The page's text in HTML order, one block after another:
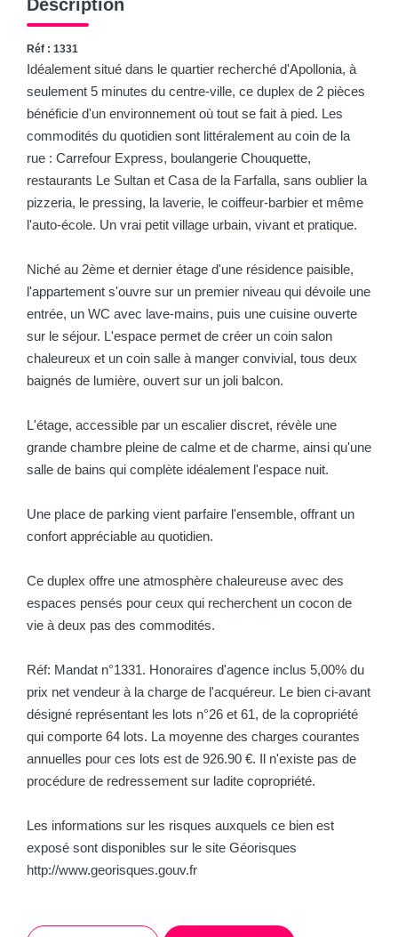
Description
Réf : 1331
Idéalement situé dans le quartier recherché d'Apollonia, à
seulement 5 minutes du centre-ville, ce duplex de 2 pièces
bénéficie d'un environnement où tout se fait à pied. Les
commodités du quotidien sont littéralement au coin de la
rue : Carrefour Express, boulangerie Chouquette,
restaurants Le Sultan et Casa de la Farfalla, sans oublier la
pizzeria, le pressing, la laverie, le coiffeur-barbier et même
l'auto-école. Un vrai petit village urbain, vivant et pratique.
Niché au 2ème et dernier étage d'une résidence paisible,
l'appartement s'ouvre sur un premier niveau qui dévoile une
entrée, un WC avec lave-mains, puis une cuisine ouverte
sur le séjour. L'espace permet de créer un coin salon
chaleureux et un coin salle à manger convivial, tous deux
baignés de lumière, ouvert sur un joli balcon.
L'étage, accessible par un escalier discret, révèle une
grande chambre pleine de calme et de charme, ainsi qu'une
salle de bains qui complète idéalement l'espace nuit.
Une place de parking vient parfaire l'ensemble, offrant un
confort appréciable au quotidien.
Ce duplex offre une atmosphère chaleureuse avec des
espaces pensés pour ceux qui recherchent un cocon de
vie à deux pas des commodités.
Réf: Mandat n°1331. Honoraires d'agence inclus 5,00% du
prix net vendeur à la charge de l'acquéreur. Le bien ci-avant
désigné représentant les lots n°26 et 61, de la copropriété
qui comporte 64 lots. La moyenne des charges courantes
annuelles pour ces lots est de 926.90 €. Il n'existe pas de
procédure de redressement sur ladite copropriété.
Les informations sur les risques auxquels ce bien est
exposé sont disponibles sur le site Géorisques
http://www.georisques.gouv.fr